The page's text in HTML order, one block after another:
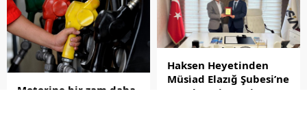
Motorine bir zam daha
Haksen Heyetinden
Müsi̇ad Elazığ Şubesi’ne
Nezaket Ziyareti